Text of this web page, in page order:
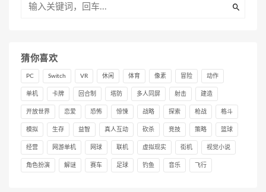
猜你喜欢
PC Switch VR 休闲 体育 像素 冒险 动作
单机 卡牌 回合制 塔防 多人同屏 射击 建造
开放世界 恋爱 恐怖 惊悚 战略 探索 枪战 格斗
模拟 生存 益智 真人互动 砍杀 竞技 策略 篮球
经营 网游单机 网球 联机 虚拟现实 街机 视觉小说
角色扮演 解谜 赛车 足球 钓鱼 音乐 飞行